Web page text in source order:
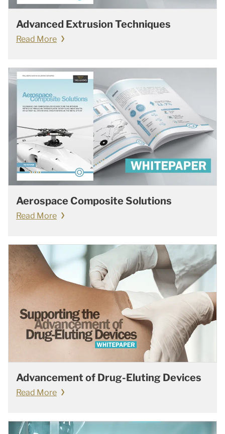
Advanced Extrusion Techniques
Read More
Aerospace Composite Solutions
Read More
Advancement of Drug-Eluting Devices
Read More